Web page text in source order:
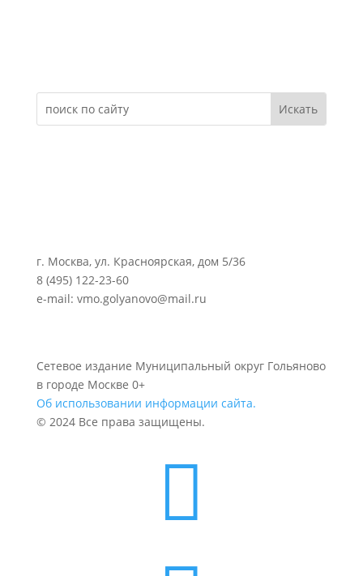
г. Москва, ул. Красноярская, дом 5/36
8 (495) 122-23-60
e-mail: vmo.golyanovo@mail.ru
Сетевое издание Муниципальный округ Гольяново
в городе Москве 0+
Об использовании информации сайта.
© 2024 Все права защищены.
